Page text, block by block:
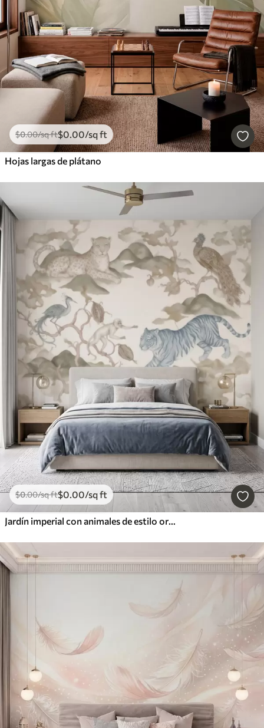
$0.00/sq ft$0 .00/sq ft
Hojas largas de plátano
$0.00/sq ft$0 .00/sq ft